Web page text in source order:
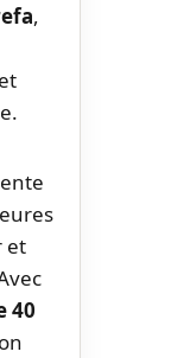
,
et
40